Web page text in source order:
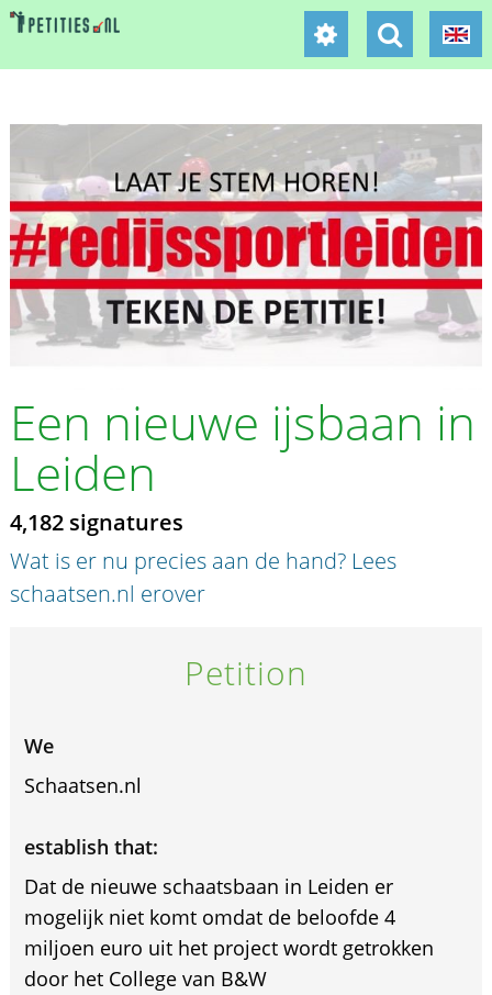
Een nieuwe ijsbaan in
Leiden
4,182 signatures
Wat is er nu precies aan de hand? Lees
schaatsen.nl erover
Petition
We
Schaatsen.nl
establish that:
Dat de nieuwe schaatsbaan in Leiden er
mogelijk niet komt omdat de beloofde 4
miljoen euro uit het project wordt getrokken
door het College van B&W